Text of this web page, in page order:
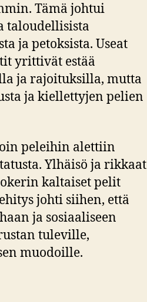
Tämä johtui
taloudellisista
ja petoksista. Useat
yrittivät estää
ja rajoituksilla, mutta
ja kiellettyjen pelien
peleihin alettiin
Ylhäisö ja rikkaat
kaltaiset pelit
johti siihen, että
ja sosiaaliseen
tuleville,
muodoille.